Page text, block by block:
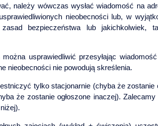
należy wówczas wysłać wiadomość na
nieobecności lub, w
zasad bezpieczeństwa lub jakichkolwiek,
usprawiedliwić przesyłając
nieobecności nie powodują skreślenia.
tylko stacjonarnie (chyba że zostanie
że zostanie ogłoszone inaczej).